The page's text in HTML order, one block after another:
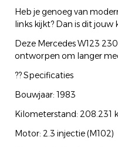
Heb je genoeg van
links kijkt? Dan is dit
Deze Mercedes W123
ontworpen om langer
?? Specificaties
Bouwjaar: 1983
Kilometerstand: 208.231
Motor: 2.3 injectie (M102)